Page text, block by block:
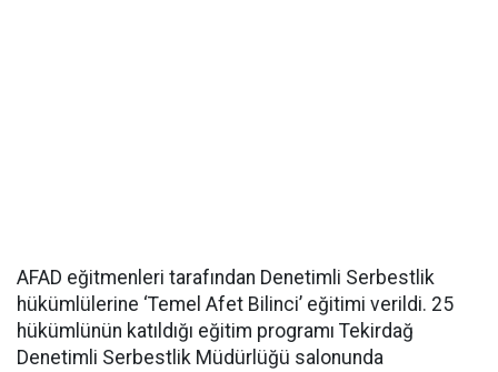
AFAD eğitmenleri tarafından Denetimli Serbestlik
hükümlülerine ‘Temel Afet Bilinci’ eğitimi verildi. 25
hükümlünün katıldığı eğitim programı Tekirdağ
Denetimli Serbestlik Müdürlüğü salonunda